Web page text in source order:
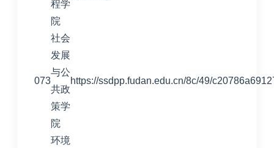
程学
院
073
社会
发展
与公
共政
策学
院
https://ssdpp.fudan.edu.cn/8c/49/
环境